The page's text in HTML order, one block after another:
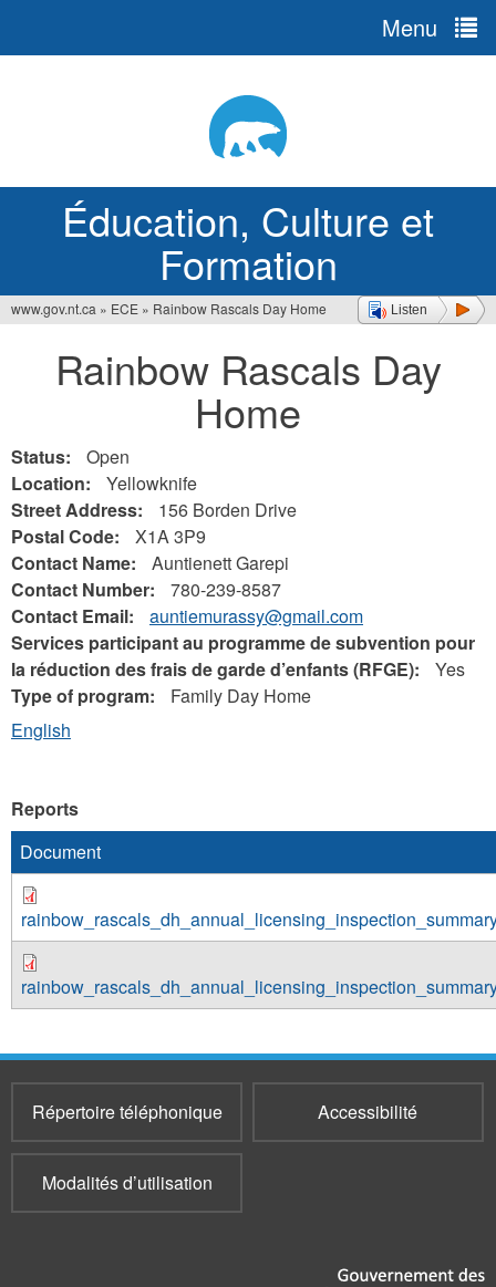
Éducation, Culture et
Formation
Menu
Listen
êtes
www.gov.nt.ca » ECE » Rainbow Rascals Day Home
Rainbow Rascals Day
Home
Status:
Open
Location:
Yellowknife
Street Address:
156 Borden Drive
Postal Code:
X1A 3P9
Contact Name:
Auntienett Garepi
Contact Number:
780-239-8587
Contact Email:
auntiemurassy@gmail.com
Services participant au programme de subvention pour
la réduction des frais de garde d’enfants (RFGE):
Yes
Type of program:
Family Day Home
English
Reports
Document
Répertoire téléphonique Accessibilité
Modalités d’utilisation